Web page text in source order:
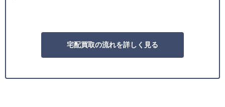
宅配買取の流れを詳しく見る